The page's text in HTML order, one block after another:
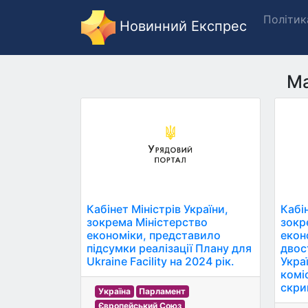
Новинний Експрес
Кабінет Міністрів України,
зокрема Міністерство
економіки, представило
підсумки реалізації Плану для
Ukraine Facility на 2024 рік.
Україна
Парламент
Європейський Союз